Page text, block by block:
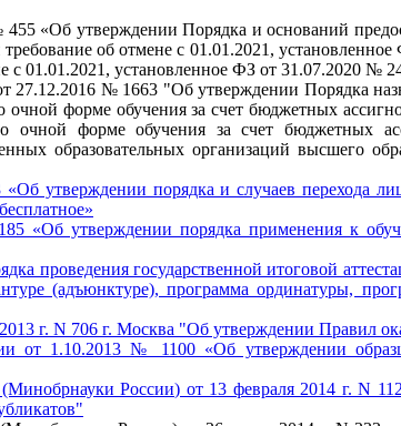
«Об утверждении Порядка и оснований
об отмене с 01.01.2021,
с 01.01.2021, установленное ФЗ от 31.07.2020 №
27.12.2016 № 1663 "Об утверждении Порядка
форме обучения за счет бюджетных
очной форме обучения за счет бюджетных
образовательных организаций высшего
утверждении порядка и случаев перехода
«Об утверждении порядка применения к
проведения государственной итоговой
(адъюнктуре), программа ординатуры,
г. N 706 г. Москва "Об утверждении Правил
от 1.10.2013 № 1100 «Об утверждении
России) от 13 февраля 2014 г. N